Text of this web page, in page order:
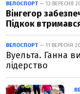
ВЕЛОСПОРТ — 13 ВЕРЕСНЯ
Вінгегор
Підкок
ВЕЛОСПОРТ — 11 ВЕРЕСНЯ
Вуельта. Ганна
лідерство